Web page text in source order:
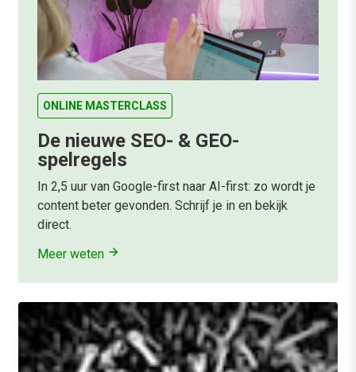
ONLINE MASTERCLASS
De nieuwe SEO- & GEO-
spelregels
In 2,5 uur van Google-first naar AI-first: zo wordt je
content beter gevonden. Schrijf je in en bekijk
direct.
Meer weten